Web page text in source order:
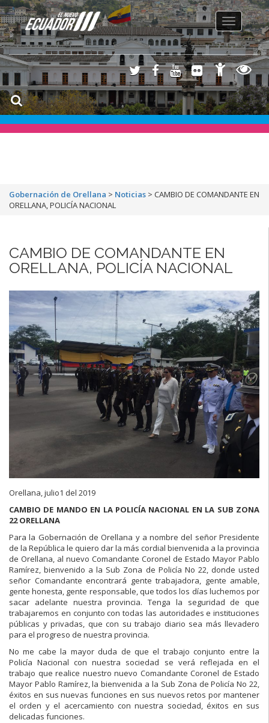
Toggle
navigation
Gobernación de Orellana > Noticias > CAMBIO DE COMANDANTE EN
ORELLANA, POLICÍA NACIONAL
CAMBIO DE COMANDANTE EN
ORELLANA, POLICÍA NACIONAL
Orellana, julio1 del 2019
CAMBIO DE MANDO EN LA POLICÍA NACIONAL EN LA SUB ZONA
22 ORELLANA
Para la Gobernación de Orellana y a nombre del señor Presidente
de la República le quiero dar la más cordial bienvenida a la provincia
de Orellana, al nuevo Comandante Coronel de Estado Mayor Pablo
Ramírez, bienvenido a la Sub Zona de Policía No 22, donde usted
señor Comandante encontrará gente trabajadora, gente amable,
gente honesta, gente responsable, que todos los días luchemos por
sacar adelante nuestra provincia. Tenga la seguridad de que
trabajaremos en conjunto con todas las autoridades e instituciones
públicas y privadas, que con su trabajo diario sea más llevadero
para el progreso de nuestra provincia.
No me cabe la mayor duda de que el trabajo conjunto entre la
Policía Nacional con nuestra sociedad se verá reflejada en el
trabajo que realice nuestro nuevo Comandante Coronel de Estado
Mayor Pablo Ramírez, la bienvenida a la Sub Zona de Policía No 22,
éxitos en sus nuevas funciones en sus nuevos retos por mantener
el orden y el acercamiento con nuestra sociedad, éxitos en sus
delicadas funciones.